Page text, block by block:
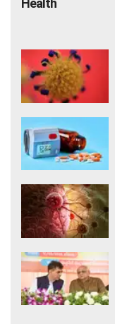
Health